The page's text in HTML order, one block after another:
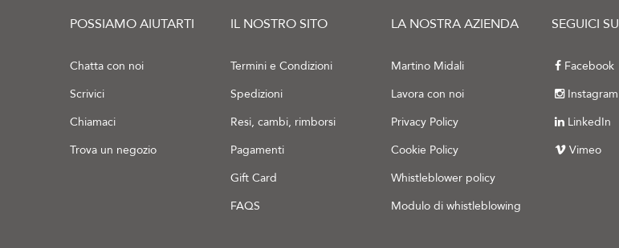
POSSIAMO AIUTARTI
Chatta con noi
Scrivici
Chiamaci
Trova un negozio
IL NOSTRO SITO
Termini e Condizioni
Spedizioni
Resi, cambi, rimborsi
Pagamenti
Gift Card
FAQS
LA NOSTRA AZIENDA
Martino Midali
Lavora con noi
Privacy Policy
Cookie Policy
Whistleblower policy
Modulo di whistleblowing
SEGUICI SU
Facebook
Instagram
LinkedIn
Vimeo